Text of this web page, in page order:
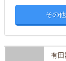
その
有田